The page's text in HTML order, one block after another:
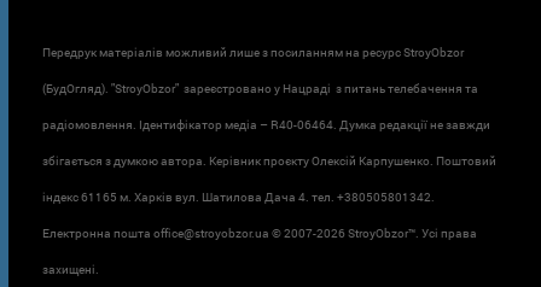
Передрук матеріалів можливий лише з посиланням на ресурс StroyObzor
(БудОгляд). "StroyObzor" зареєстровано у Нацраді з питань телебачення та
радіомовлення. Ідентифікатор медіа – R40-06464. Думка редакції не завжди
збігається з думкою автора. Керівник проєкту Олексій Карпушенко. Поштовий
індекс 61165 м. Харків вул. Шатилова Дача 4. тел. +380505801342.
Електронна пошта office@stroyobzor.ua © 2007-2026 StroyObzor™. Усі права
захищені.